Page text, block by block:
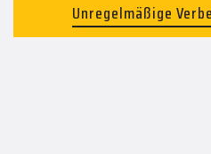
Unregelmäßige